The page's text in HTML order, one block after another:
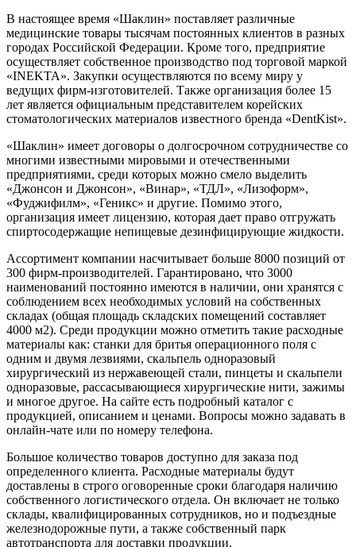
В настоящее время «Шаклин» поставляет различные
медицинские товары тысячам постоянных клиентов в разных
городах Российской Федерации. Кроме того, предприятие
осуществляет собственное производство под торговой маркой
«INEKTA». Закупки осуществляются по всему миру у
ведущих фирм-изготовителей. Также организация более 15
лет является официальным представителем корейских
стоматологических материалов известного бренда «DentKist».
«Шаклин» имеет договоры о долгосрочном сотрудничестве со
многими известными мировыми и отечественными
предприятиями, среди которых можно смело выделить
«Джонсон и Джонсон», «Винар», «ТДЛ», «Лизоформ»,
«Фуджифилм», «Геникс» и другие. Помимо этого,
организация имеет лицензию, которая дает право отгружать
спиртосодержащие непищевые дезинфицирующие жидкости.
Ассортимент компании насчитывает больше 8000 позиций от
300 фирм-производителей. Гарантировано, что 3000
наименований постоянно имеются в наличии, они хранятся с
соблюдением всех необходимых условий на собственных
складах (общая площадь складских помещений составляет
4000 м2). Среди продукции можно отметить такие расходные
материалы как: станки для бритья операционного поля с
одним и двумя лезвиями, скальпель одноразовый
хирургический из нержавеющей стали, пинцеты и скальпели
одноразовые, рассасывающиеся хирургические нити, зажимы
и многое другое. На сайте есть подробный каталог с
продукцией, описанием и ценами. Вопросы можно задавать в
онлайн-чате или по номеру телефона.
Большое количество товаров доступно для заказа под
определенного клиента. Расходные материалы будут
доставлены в строго оговоренные сроки благодаря наличию
собственного логистического отдела. Он включает не только
склады, квалифицированных сотрудников, но и подъездные
железнодорожные пути, а также собственный парк
автотранспорта для доставки продукции.